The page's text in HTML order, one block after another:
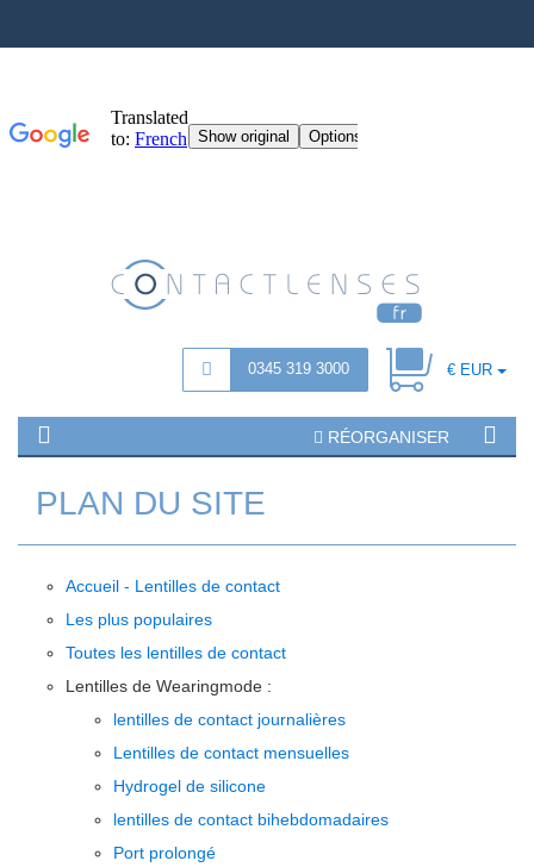
0345 319 3000 € EUR
RÉORGANISER
PLAN DU SITE
Accueil - Lentilles de contact
Les plus populaires
Toutes les lentilles de contact
Lentilles de Wearingmode :
lentilles de contact journalières
Lentilles de contact mensuelles
Hydrogel de silicone
lentilles de contact bihebdomadaires
Port prolongé